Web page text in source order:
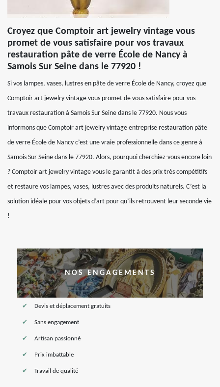
Croyez que Comptoir art jewelry vintage vous
promet de vous satisfaire pour vos travaux
restauration pâte de verre École de Nancy à
Samois Sur Seine dans le 77920 !
Si vos lampes, vases, lustres en pâte de verre École de Nancy, croyez que
Comptoir art jewelry vintage vous promet de vous satisfaire pour vos
travaux restauration à Samois Sur Seine dans le 77920. Nous vous
informons que Comptoir art jewelry vintage entreprise restauration pâte
de verre École de Nancy c’est une vraie professionnelle dans ce genre à
Samois Sur Seine dans le 77920. Alors, pourquoi cherchiez-vous encore loin
? Comptoir art jewelry vintage vous le garantit à des prix très compétitifs
et restaure vos lampes, vases, lustres avec des produits naturels. C’est la
solution idéale pour vos objets d’art pour qu’ils retrouvent leur seconde vie
!
NOS ENGAGEMENTS
Devis et déplacement gratuits
Sans engagement
Artisan passionné
Prix imbattable
Travail de qualité